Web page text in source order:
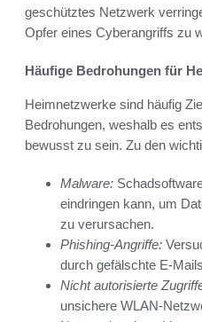
geschütztes Netzwerk
Opfer eines Cyberangriffs zu
Häufige Bedrohungen für
Heimnetzwerke sind häufig
Bedrohungen, weshalb es
bewusst zu sein. Zu den
Malware:
eindringen kann, um
zu verursachen.
Phishing-Angriffe:
durch gefälschte E-
Nicht autorisierte
unsichere WLAN-